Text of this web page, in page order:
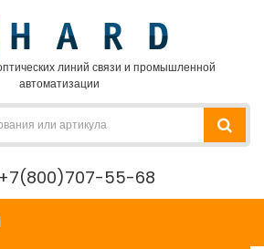
линий связи и промышленной
автоматизации
+7(800)707-55-68